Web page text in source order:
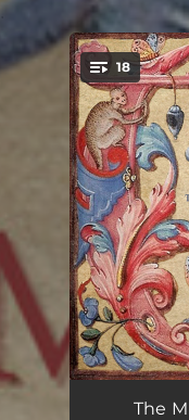
You're
18
Cachua
The
.